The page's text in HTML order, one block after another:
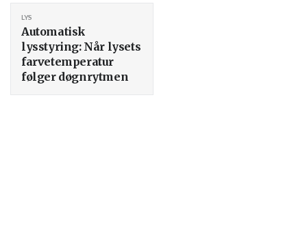
Automatisk
lysstyring: Når lysets
farvetemperatur
følger døgnrytmen
LYS